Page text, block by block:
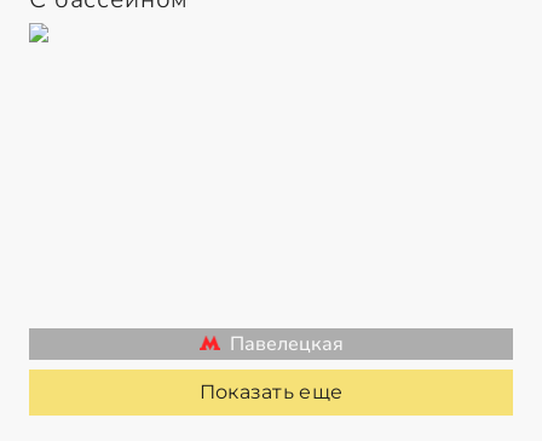
Павелецкая
Показать еще